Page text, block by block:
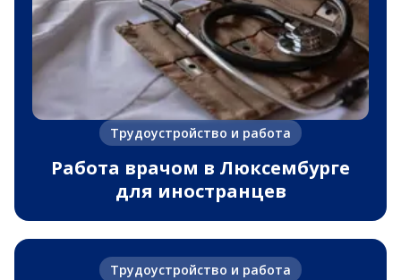
Трудоустройство и работа
Работа врачом в Люксембурге
для иностранцев
Трудоустройство и работа